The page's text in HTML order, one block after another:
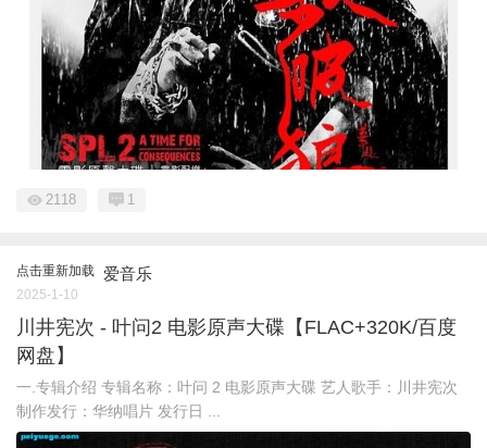
2118 1
点击重新加载 爱音乐
2025-1-10
川井宪次 - 叶问2 电影原声大碟【FLAC+320K/百度
网盘】
一.专辑介绍 专辑名称：叶问 2 电影原声大碟 艺人歌手：川井宪次
制作发行：华纳唱片 发行日 ...